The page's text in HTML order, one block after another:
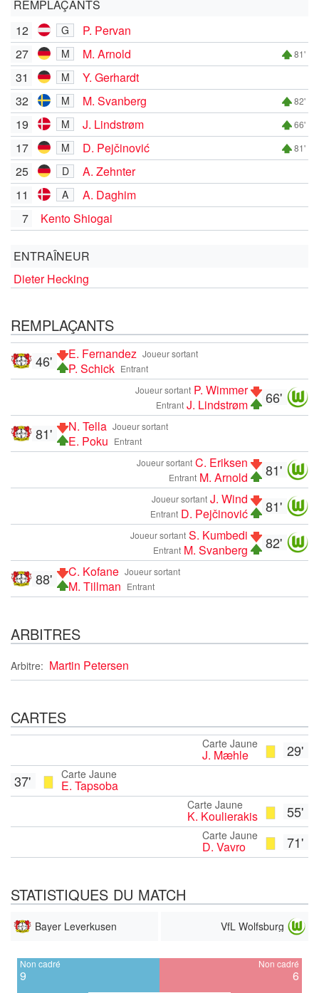
REMPLAÇANTS
12
G
P. Pervan
27
M M. Arnold 81'
31 M
Y. Gerhardt
32
M M. Svanberg 82'
19 M J. Lindstrøm 66'
17 M D. Pejčinović 81'
25 D
A. Zehnter
11
A
A. Daghim
7
Kento Shiogai
ENTRAÎNEUR
Dieter Hecking
REMPLAÇANTS
Joueur sortant
E. Fernandez
Entrant
P. Schick
46'
66'
Joueur sortant P. Wimmer
Entrant J. Lindstrøm
Joueur sortant
N. Tella
Entrant
E. Poku
81'
81'
Joueur sortant C. Eriksen
Entrant M. Arnold
81'
Joueur sortant J. Wind
Entrant D. Pejčinović
82'
Joueur sortant S. Kumbedi
Entrant M. Svanberg
Joueur sortant
C. Kofane
Entrant
M. Tillman
88'
ARBITRES
Arbitre: Martin Petersen
CARTES
29'
Carte Jaune
J. Mæhle
Carte Jaune
E. Tapsoba
37'
55'
Carte Jaune
K. Koulierakis
71'
Carte Jaune
D. Vavro
STATISTIQUES DU MATCH
Bayer Leverkusen VfL Wolfsburg
Non cadré
9
Non cadré
6